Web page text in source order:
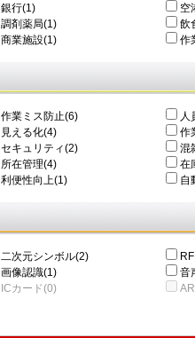
銀行(1)
空
調剤薬局(1)
飲
商業施設(1) 作
作業ミス防止(6)
人
⾒える化(4)
作
セキュリティ(2)
混
所在管理(4)
在
利便性向上(1) 自
二次元シンボル(2)
画像認識(1)
音
ICカード(0)